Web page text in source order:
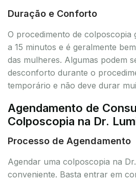
Duração e Conforto
O procedimento de colposcopia
a 15 minutos e é geralmente
das mulheres. Algumas podem
desconforto durante o
temporário e não deve durar
Agendamento de
Colposcopia na Dr.
Processo de Agendamento
Agendar uma colposcopia na
conveniente. Basta entrar em